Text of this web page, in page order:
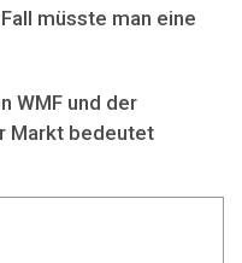
müsste man eine
WMF und der
Markt bedeutet